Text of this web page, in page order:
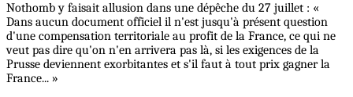
Nothomb y faisait allusion dans une dépêche du 27 juillet : «
Dans aucun document officiel il n'est jusqu'à présent question
d'une compensation territoriale au profit de la France, ce qui ne
veut pas dire qu'on n'en arrivera pas là, si les exigences de la
Prusse deviennent exorbitantes et s'il faut à tout prix gagner la
France... »